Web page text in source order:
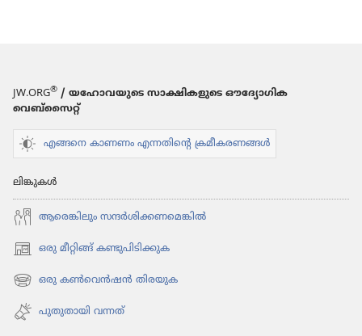
JW.ORG® / യഹോവയുടെ സാക്ഷികളുടെ ഔദ്യോഗിക
വെബ്സൈറ്റ്
എങ്ങനെ കാണണം എന്നതിന്റെ ക്രമീകരണങ്ങൾ
ലിങ്കുകൾ
ആരെങ്കി​ലും സന്ദർശി​ക്ക​ണ​മെ​ങ്കിൽ
ഒരു മീറ്റിങ്ങ് കണ്ടുപിടിക്കുക
(പുതിയ
പേജ്
തുറക്കുക)
ഒരു കൺവെൻഷൻ തിരയുക
(പുതിയ
പേജ്
തുറക്കുക)
പുതുതായി വന്നത്‌